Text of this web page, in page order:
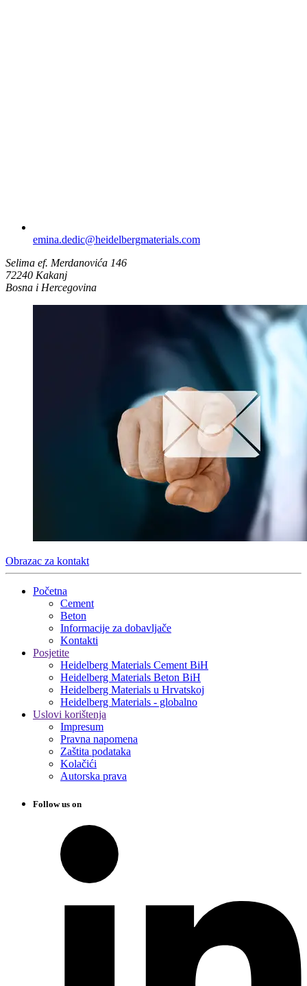
emina.dedic​@heidelbergmaterials.com
Selima ef. Merdanovića 146
72240 Kakanj
Bosna i Hercegovina
Obrazac za kontakt
Početna
Cement
Beton
Informacije za dobavljače
Kontakti
Posjetite
Heidelberg Materials Cement BiH
Heidelberg Materials Beton BiH
Heidelberg Materials u Hrvatskoj
Heidelberg Materials - globalno
Uslovi korištenja
Impresum
Pravna napomena
Zaštita podataka
Kolačići
Autorska prava
Follow us on